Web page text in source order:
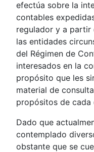
efectúa sobre la
contables
regulador y a partir
las entidades
del Régimen de
interesados en la
propósito que les
material de
propósitos de cada
Dado que
contemplado
obstante que se